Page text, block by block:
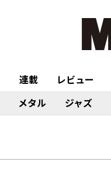
連載 レビュー
メタル ジャズ